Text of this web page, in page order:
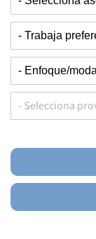
- Selecciona